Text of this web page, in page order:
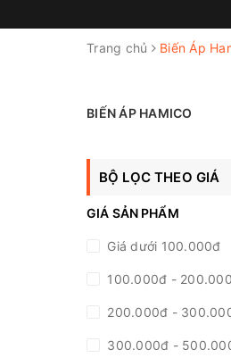
Trang chủ Biến Áp
BIẾN ÁP HAMICO
BỘ LỌC THEO GIÁ
GIÁ SẢN PHẨM
Giá dưới 100.000đ
100.000đ -
200.000đ -
300.000đ -